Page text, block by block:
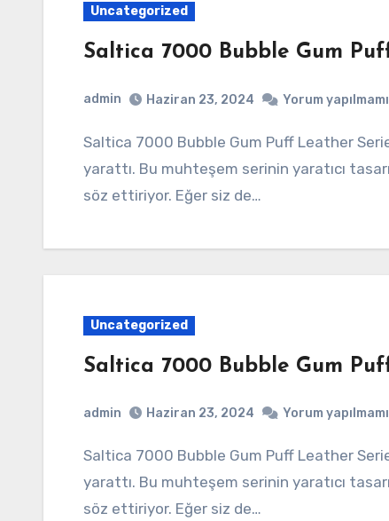
Uncategorized
Saltica 7000 Bubble Gum
admin Haziran 23, 2024 Yorum
Saltica 7000 Bubble Gum Puff Leather Series, son dönemde moda dünyasında bir patlama
yarattı. Bu muhteşem serinin yaratıcı
söz ettiriyor. Eğer siz de…
Uncategorized
Saltica 7000 Bubble Gum
admin Haziran 23, 2024 Yorum
Saltica 7000 Bubble Gum Puff Leather Series, son dönemde moda dünyasında bir patlama
yarattı. Bu muhteşem serinin yaratıcı
söz ettiriyor. Eğer siz de…